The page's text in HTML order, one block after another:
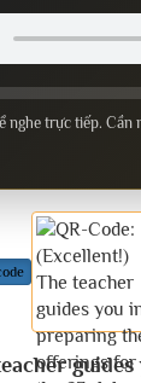
nghe trực tiếp. Cần